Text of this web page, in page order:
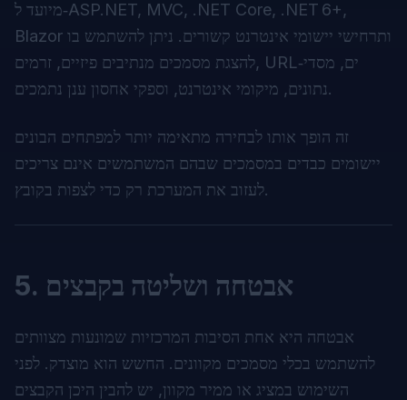
מיועד ל‑ASP.NET, MVC, .NET Core, .NET 6+,
Blazor ותרחישי יישומי אינטרנט קשורים. ניתן להשתמש בו
להצגת מסמכים מנתיבים פיזיים, זרמים, URL‑ים, מסדי
נתונים, מיקומי אינטרנט, וספקי אחסון ענן נתמכים.
זה הופך אותו לבחירה מתאימה יותר למפתחים הבונים
יישומים כבדים במסמכים שבהם המשתמשים אינם צריכים
לעזוב את המערכת רק כדי לצפות בקובץ.
5. אבטחה ושליטה בקבצים
אבטחה היא אחת הסיבות המרכזיות שמונעות מצוותים
להשתמש בכלי מסמכים מקוונים. החשש הוא מוצדק. לפני
השימוש במציג או ממיר מקוון, יש להבין היכן הקבצים